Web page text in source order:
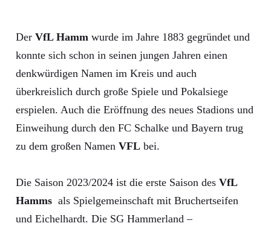
Der VfL Hamm wurde im Jahre 1883 gegründet und
konnte sich schon in seinen jungen Jahren einen
denkwürdigen Namen im Kreis und auch
überkreislich durch große Spiele und Pokalsiege
erspielen. Auch die Eröffnung des neues Stadions und
Einweihung durch den FC Schalke und Bayern trug
zu dem großen Namen VFL bei.
Die Saison 2023/2024 ist die erste Saison des VfL
Hamms als Spielgemeinschaft mit Bruchertseifen
und Eichelhardt. Die SG Hammerland –